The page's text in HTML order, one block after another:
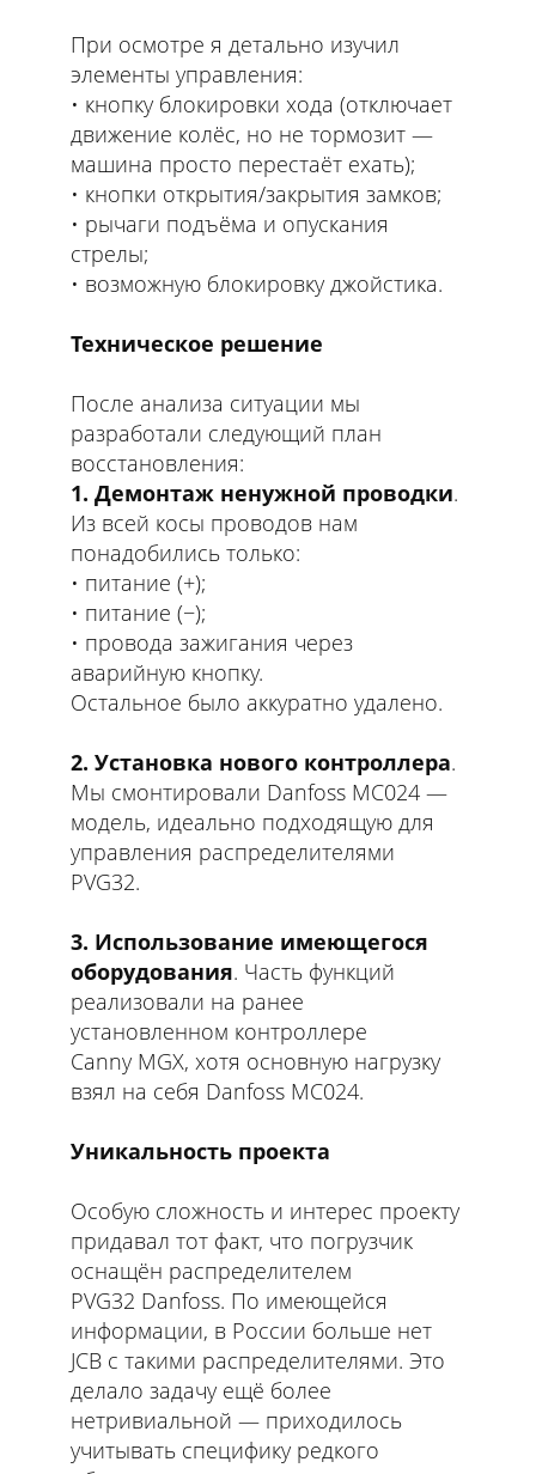
При осмотре я детально изучил
элементы управления:
кнопку блокировки хода (отключает
движение колёс, но не тормозит —
машина просто перестаёт ехать);
кнопки открытия/закрытия замков;
рычаги подъёма и опускания
стрелы;
возможную блокировку джойстика.
Техническое решение
После анализа ситуации мы
разработали следующий план
восстановления:
1. Демонтаж ненужной проводки.
Из всей косы проводов нам
понадобились только:
питание (+);
питание (−);
провода зажигания через
аварийную кнопку.
Остальное было аккуратно удалено.
2. Установка нового контроллера.
Мы смонтировали Danfoss MC024 —
модель, идеально подходящую для
управления распределителями
PVG32.
3. Использование имеющегося
оборудования. Часть функций
реализовали на ранее
установленном контроллере
Canny MGX, хотя основную нагрузку
взял на себя Danfoss MC024.
Уникальность проекта
Особую сложность и интерес проекту
придавал тот факт, что погрузчик
оснащён распределителем
PVG32 Danfoss. По имеющейся
информации, в России больше нет
JCB с такими распределителями. Это
делало задачу ещё более
нетривиальной — приходилось
учитывать специфику редкого